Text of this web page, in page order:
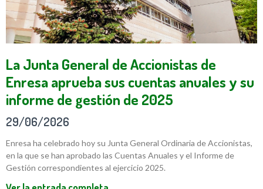
La Junta General de Accionistas de
Enresa aprueba sus cuentas anuales y su
informe de gestión de 2025
29/06/2026
Enresa ha celebrado hoy su Junta General Ordinaria de Accionistas,
en la que se han aprobado las Cuentas Anuales y el Informe de
Gestión correspondientes al ejercicio 2025.